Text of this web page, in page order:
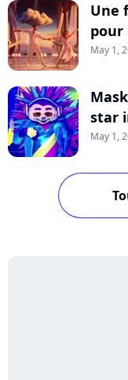
Une
pour
May 1,
star
May 1,